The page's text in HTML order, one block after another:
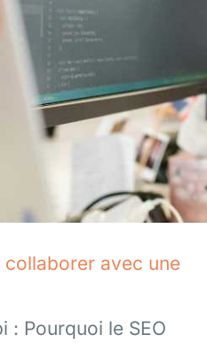
avec une
: Pourquoi le SEO